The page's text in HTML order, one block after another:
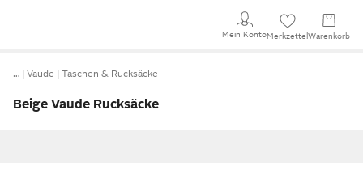
Mein KontoMerkzettel Warenkorb
… Vaude Taschen & Rucksäcke
Beige Vaude Rucksäcke